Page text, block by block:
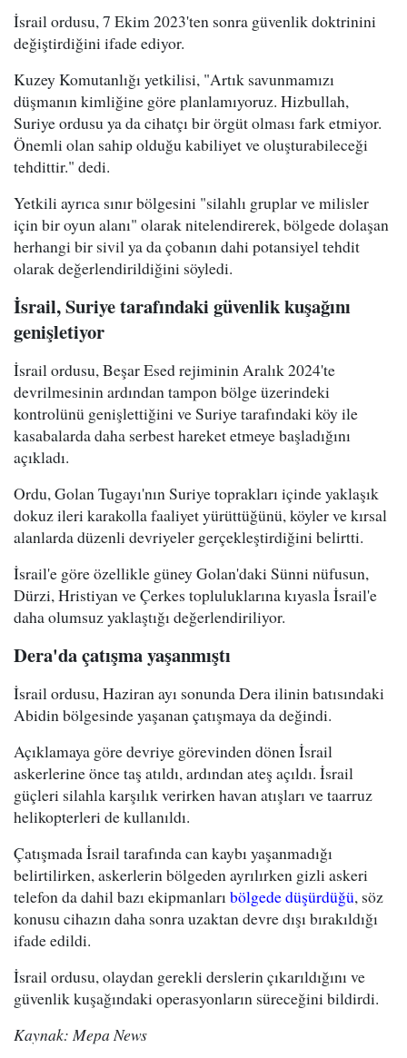
İsrail ordusu, 7 Ekim 2023'ten sonra güvenlik doktrinini
değiştirdiğini ifade ediyor.
Kuzey Komutanlığı yetkilisi, "Artık savunmamızı
düşmanın kimliğine göre planlamıyoruz. Hizbullah,
Suriye ordusu ya da cihatçı bir örgüt olması fark etmiyor.
Önemli olan sahip olduğu kabiliyet ve oluşturabileceği
tehdittir." dedi.
Yetkili ayrıca sınır bölgesini "silahlı gruplar ve milisler
için bir oyun alanı" olarak nitelendirerek, bölgede dolaşan
herhangi bir sivil ya da çobanın dahi potansiyel tehdit
olarak değerlendirildiğini söyledi.
İsrail, Suriye tarafındaki güvenlik kuşağını
genişletiyor
İsrail ordusu, Beşar Esed rejiminin Aralık 2024'te
devrilmesinin ardından tampon bölge üzerindeki
kontrolünü genişlettiğini ve Suriye tarafındaki köy ile
kasabalarda daha serbest hareket etmeye başladığını
açıkladı.
Ordu, Golan Tugayı'nın Suriye toprakları içinde yaklaşık
dokuz ileri karakolla faaliyet yürüttüğünü, köyler ve kırsal
alanlarda düzenli devriyeler gerçekleştirdiğini belirtti.
İsrail'e göre özellikle güney Golan'daki Sünni nüfusun,
Dürzi, Hristiyan ve Çerkes topluluklarına kıyasla İsrail'e
daha olumsuz yaklaştığı değerlendiriliyor.
Dera'da çatışma yaşanmıştı
İsrail ordusu, Haziran ayı sonunda Dera ilinin batısındaki
Abidin bölgesinde yaşanan çatışmaya da değindi.
Açıklamaya göre devriye görevinden dönen İsrail
askerlerine önce taş atıldı, ardından ateş açıldı. İsrail
güçleri silahla karşılık verirken havan atışları ve taarruz
helikopterleri de kullanıldı.
Çatışmada İsrail tarafında can kaybı yaşanmadığı
belirtilirken, askerlerin bölgeden ayrılırken gizli askeri
telefon da dahil bazı ekipmanlarıbölgede düşürdüğü, söz
konusu cihazın daha sonra uzaktan devre dışı bırakıldığı
ifade edildi.
İsrail ordusu, olaydan gerekli derslerin çıkarıldığını ve
güvenlik kuşağındaki operasyonların süreceğini bildirdi.
Kaynak: Mepa News